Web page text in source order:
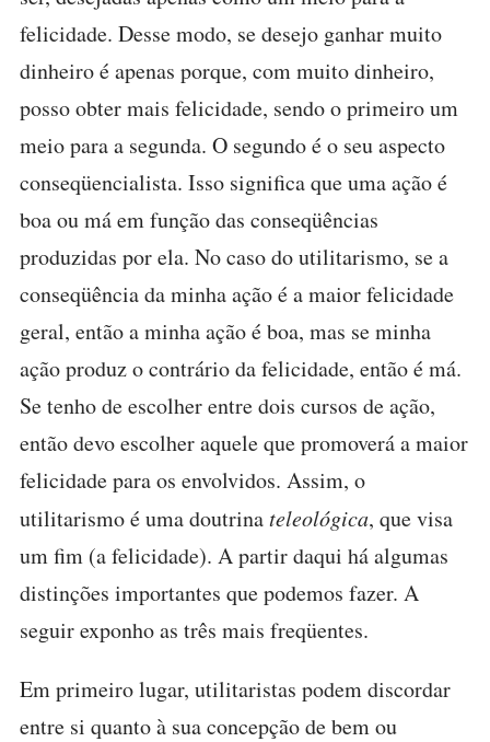
felicidade. Desse modo, se desejo ganhar muito
dinheiro é apenas porque, com muito dinheiro,
posso obter mais felicidade, sendo o primeiro um
meio para a segunda. O segundo é o seu aspecto
conseqüencialista. Isso significa que uma ação é
boa ou má em função das conseqüências
produzidas por ela. No caso do utilitarismo, se a
conseqüência da minha ação é a maior felicidade
geral, então a minha ação é boa, mas se minha
ação produz o contrário da felicidade, então é má.
Se tenho de escolher entre dois cursos de ação,
então devo escolher aquele que promoverá a maior
felicidade para os envolvidos. Assim, o
utilitarismo é uma doutrinateleológica, que visa
um fim (a felicidade). A partir daqui há algumas
distinções importantes que podemos fazer. A
seguir exponho as três mais freqüentes.
Em primeiro lugar, utilitaristas podem discordar
entre si quanto à sua concepção de bem ou